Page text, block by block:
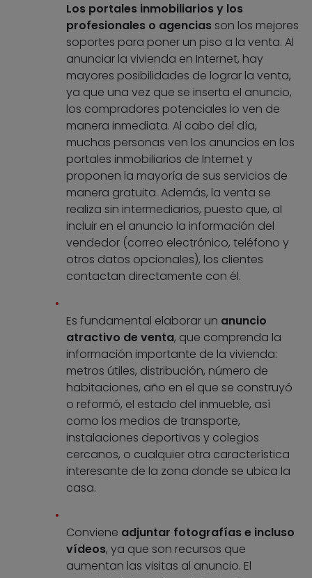
Los portales inmobiliarios y los
profesionales o agencias son los mejores
soportes para poner un piso a la venta. Al
anunciar la vivienda en Internet, hay
mayores posibilidades de lograr la venta,
ya que una vez que se inserta el anuncio,
los compradores potenciales lo ven de
manera inmediata. Al cabo del día,
muchas personas ven los anuncios en los
portales inmobiliarios de Internet y
proponen la mayoría de sus servicios de
manera gratuita. Además, la venta se
realiza sin intermediarios, puesto que, al
incluir en el anuncio la información del
vendedor (correo electrónico, teléfono y
otros datos opcionales), los clientes
contactan directamente con él.
Es fundamental elaborar un anuncio
atractivo de venta, que comprenda la
información importante de la vivienda:
metros útiles, distribución, número de
habitaciones, año en el que se construyó
o reformó, el estado del inmueble, así
como los medios de transporte,
instalaciones deportivas y colegios
cercanos, o cualquier otra característica
interesante de la zona donde se ubica la
casa.
Conviene adjuntar fotografías e incluso
vídeos, ya que son recursos que
aumentan las visitas al anuncio. El